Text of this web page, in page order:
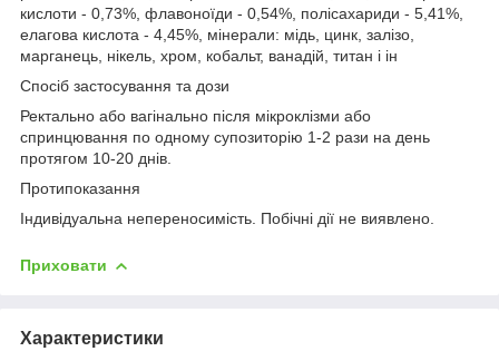
кислоти - 0,73%, флавоноїди - 0,54%, полісахариди - 5,41%,
елагова кислота - 4,45%, мінерали: мідь, цинк, залізо,
марганець, нікель, хром, кобальт, ванадій, титан і ін
Спосіб застосування та дози
Ректально або вагінально після мікроклізми або
спринцювання по одному супозиторію 1-2 рази на день
протягом 10-20 днів.
Протипоказання
Індивідуальна непереносимість. Побічні дії не виявлено.
Приховати
Характеристики